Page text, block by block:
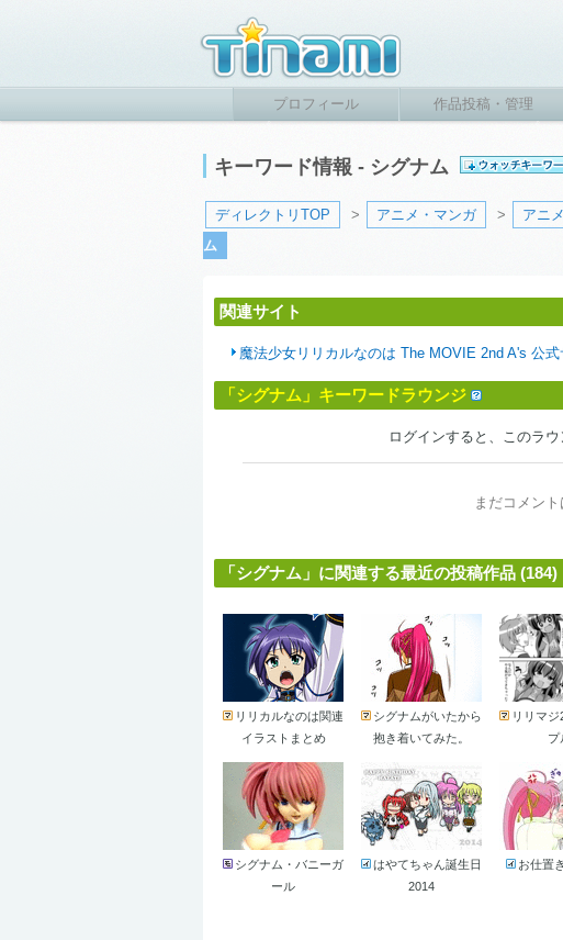
プロフィール 作品投稿・管理
キーワード情報 - シグナム
ディレクトリTOP > アニメ・マンガ > アニメ
ム
関連サイト
魔法少女リリカルなのは The MOVIE 2nd A's 公式
「シグナム」キーワードラウンジ
ログインすると、このラ
まだコメン
「シグナム」に関連する最近の投稿作品 (184)
リリカルなのは関連
イラストまとめ
シグナムがいたから
抱き着いてみた。
リリマ
プ
シグナム・バニーガ
ール
はやてちゃん誕生日
2014
お仕置